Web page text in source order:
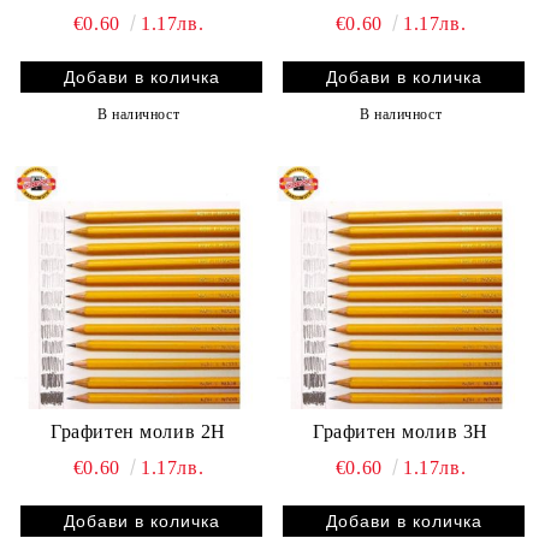
€0.60 1.17лв.
В наличност
€0.60 1.17лв.
В наличност
Графитен молив 2H
€0.60
1.17лв.
Графитен молив 3H
€0.60
1.17лв.